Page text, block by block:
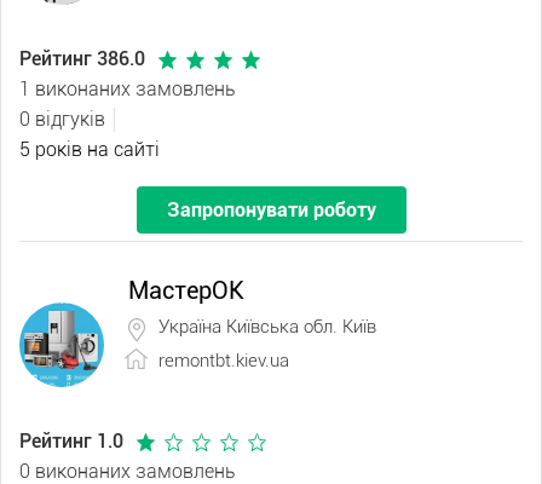
Рейтинг 386.0
1 виконаних замовлень
0 відгуків
5 років на сайті
Запропонувати роботу
МастерОК
Україна Київська обл. Київ
remontbt.kiev.ua
Рейтинг 1.0
0 виконаних замовлень